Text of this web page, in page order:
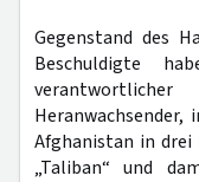
Gegenstand des
Beschuldigte
Heranwachsender,
Afghanistan in drei
„Taliban“ und